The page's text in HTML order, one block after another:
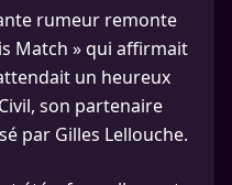
rumeur remonte
Match » qui affirmait
un heureux
son partenaire
par Gilles Lellouche.